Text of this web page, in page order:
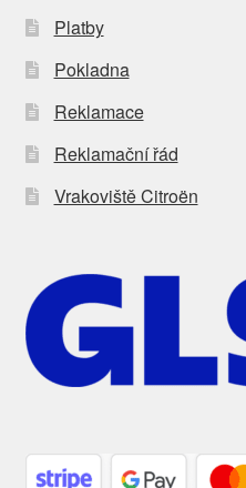
Platby
Pokladna
Reklamace
Reklamační řád
Vrakoviště Citroën